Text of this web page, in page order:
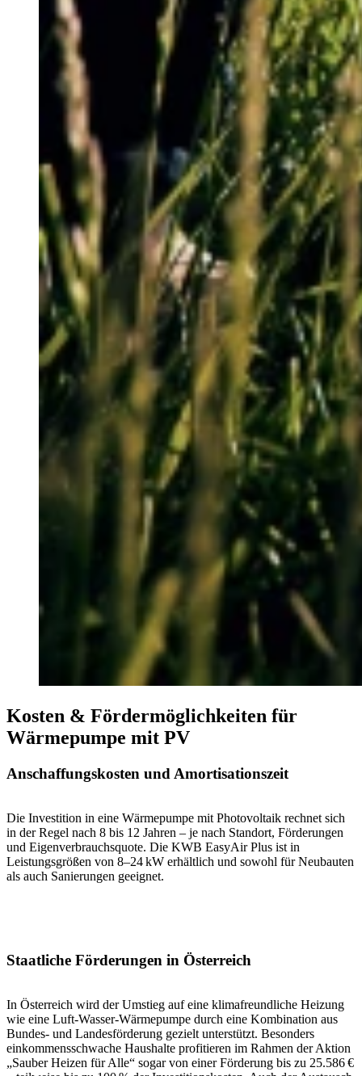
Kosten & Fördermöglichkeiten für
Wärmepumpe mit PV
Anschaffungskosten und Amortisationszeit
Die Investition in eine Wärmepumpe mit Photovoltaik rechnet sich
in der Regel nach 8 bis 12 Jahren – je nach Standort, Förderungen
und Eigenverbrauchsquote. Die KWB EasyAir Plus ist in
Leistungsgrößen von 8–24 kW erhältlich und sowohl für Neubauten
als auch Sanierungen geeignet.
Staatliche Förderungen in Österreich
In Österreich wird der Umstieg auf eine klimafreundliche Heizung
wie eine Luft-Wasser-Wärmepumpe durch eine Kombination aus
Bundes- und Landesförderung gezielt unterstützt. Besonders
einkommensschwache Haushalte profitieren im Rahmen der Aktion
„Sauber Heizen für Alle“ sogar von einer Förderung bis zu 25.586 €